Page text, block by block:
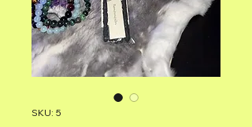
SKU: 5